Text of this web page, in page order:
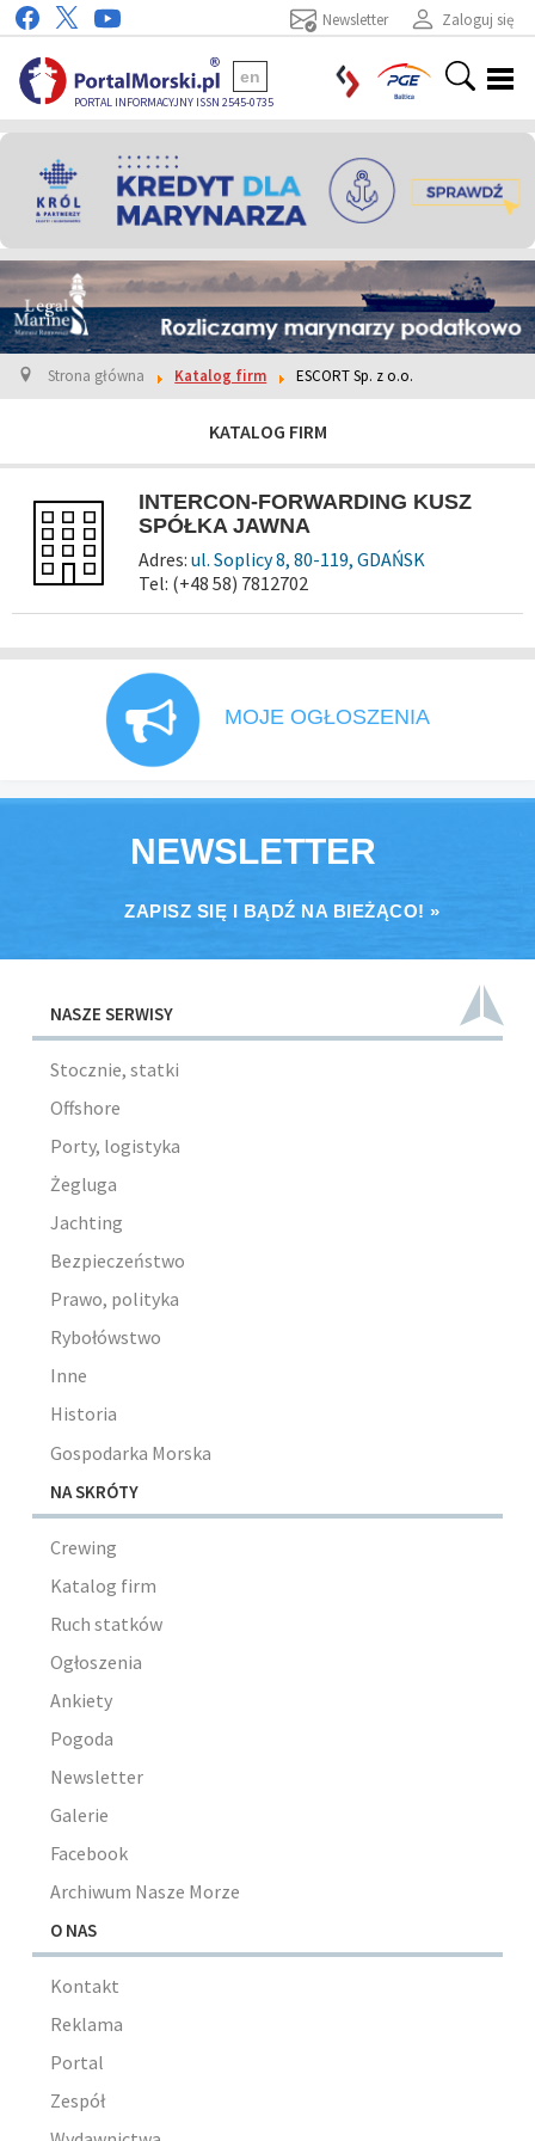
Zaloguj się
Newsletter
PORTAL INFORMACYJNY ISSN 2545-0735
en
Strona główna Katalog firm ESCORT Sp. z o.o.
KATALOG FIRM
INTERCON-FORWARDING KUSZ
SPÓŁKA JAWNA
Adres: ul. Soplicy 8, 80-119, GDAŃSK
Tel: (+48 58) 7812702
MOJE OGŁOSZENIA
NEWSLETTER
ZAPISZ SIĘ I BĄDŹ NA BIEŻĄCO! »
NASZE SERWISY
Stocznie, statki
Offshore
Porty, logistyka
Żegluga
Jachting
Bezpieczeństwo
Prawo, polityka
Rybołówstwo
Inne
Historia
Gospodarka Morska
NA SKRÓTY
Crewing
Katalog firm
Ruch statków
Ogłoszenia
Ankiety
Pogoda
Newsletter
Galerie
Facebook
Archiwum Nasze Morze
O NAS
Kontakt
Reklama
Portal
Zespół